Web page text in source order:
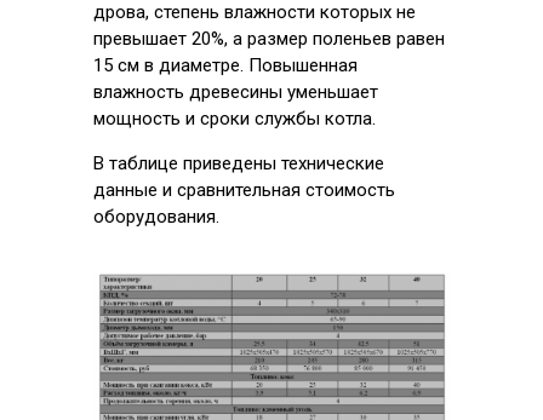
дрова, степень влажности которых не
превышает 20%, а размер поленьев равен
15 см в диаметре. Повышенная
влажность древесины уменьшает
мощность и сроки службы котла.
В таблице приведены технические
данные и сравнительная стоимость
оборудования.